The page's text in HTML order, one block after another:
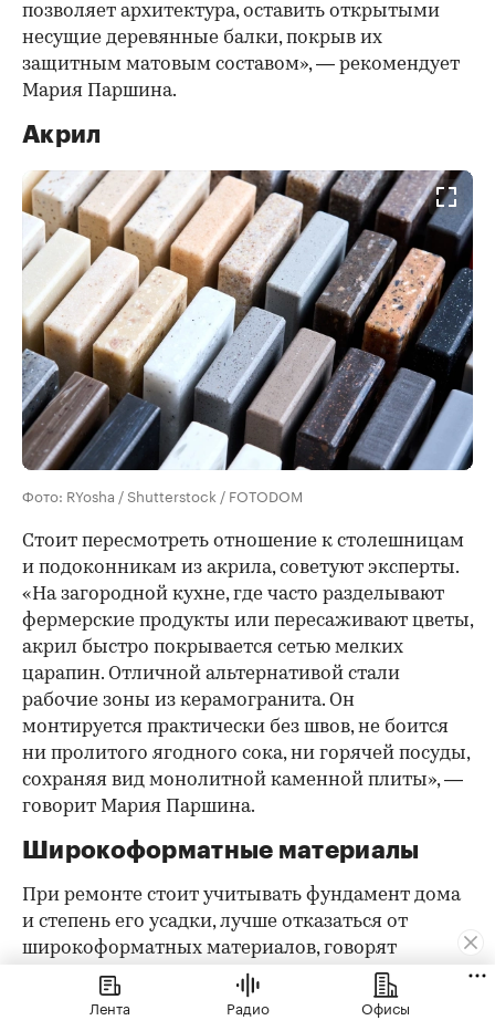
позволяет архитектура, оставить открытыми
несущие деревянные балки, покрыв их
защитным матовым составом», — рекомендует
Мария Паршина.
Акрил
Фото: RYosha / Shutterstock / FOTODOM
Стоит пересмотреть отношение к столешницам
и подоконникам из акрила, советуют эксперты.
«На загородной кухне, где часто разделывают
фермерские продукты или пересаживают цветы,
акрил быстро покрывается сетью мелких
царапин. Отличной альтернативой стали
рабочие зоны из керамогранита. Он
монтируется практически без швов, не боится
ни пролитого ягодного сока, ни горячей посуды,
сохраняя вид монолитной каменной плиты», —
говорит Мария Паршина.
Широкоформатные материалы
При ремонте стоит учитывать фундамент дома
и степень его усадки, лучше отказаться от
широкоформатных материалов, говорят
дизайнеры. «В течение нескольких лет усадка
дома может привести к трещинам на стенах,
Лента Радио Офисы